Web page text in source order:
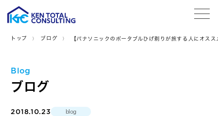
トップ ブログ 【パナソニックのポータブルひげ剃りが旅する人にオスス
Blog
ブログ
2018.10.23 blog